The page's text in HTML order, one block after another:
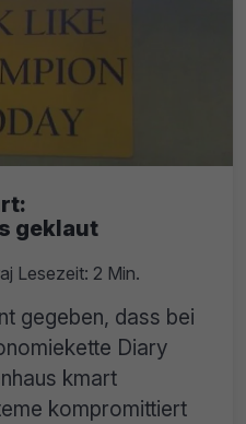
geklaut
Lesezeit: 2 Min.
gegeben, dass bei
Diary
kmart
kompromittiert